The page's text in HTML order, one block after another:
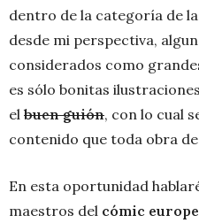
dentro de la categoría de
desde mi perspectiva,
considerados como
es sólo bonitas
el buen guión, con lo cual
contenido que toda obra
En esta oportunidad
maestros del cómic